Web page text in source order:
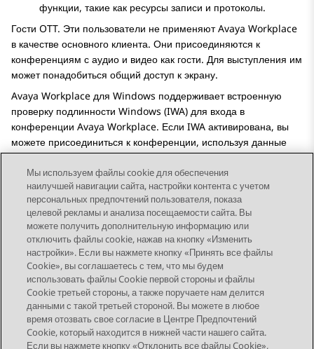
функции, такие как ресурсы записи и протоколы.
Гости OTT. Эти пользователи не применяютAvaya Workplace
в качестве основного клиента. Они присоединяются к
конференциям с аудио и видео как гости. Для выступления им
может понадобиться общий доступ к экрану.
Avaya Workplace для Windows поддерживает встроенную
проверку подлинности Windows (IWA) для входа в
конференции Avaya Workplace. Если IWA активирована, вы
можете присоединиться к конференции, используя данные
для входа Windows.
Send Feedback
Topic navigation
Предыдущая тема Следующая тема
Мы используем файлы cookie для обеспечения
наилучшей навигации сайта, настройки контента с учетом
персональных предпочтений пользователя, показа
целевой рекламы и анализа посещаемости сайта. Вы
можете получить дополнительную информацию или
отключить файлы cookie, нажав на кнопку «Изменить
настройки». Если вы нажмете кнопку «Принять все файлы
Cookie», вы соглашаетесь с тем, что мы будем
использовать файлы Cookie первой стороны и файлы
Cookie третьей стороны, а также поручаете нам делится
данными с такой третьей стороной. Вы можете в любое
время отозвать свое согласие в Центре Предпочтений
Cookie, который находится в нижней части нашего сайта.
Если вы нажмете кнопку «Отклонить все файлы Cookie»,